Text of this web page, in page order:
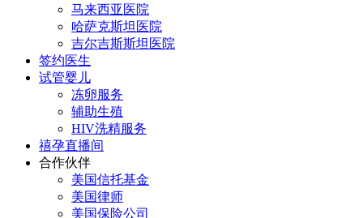
马来西亚医院
哈萨克斯坦医院
吉尔吉斯斯坦医院
签约医生
试管婴儿
冻卵服务
辅助生殖
HIV洗精服务
禧孕直播间
合作伙伴
美国信托基金
美国律师
美国保险公司